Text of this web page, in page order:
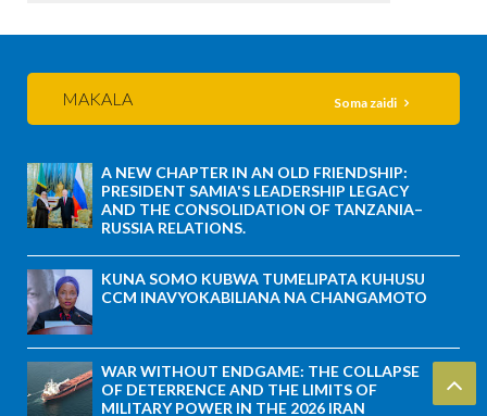
MAKALA Soma zaidi
A NEW CHAPTER IN AN OLD FRIENDSHIP:
PRESIDENT SAMIA'S LEADERSHIP LEGACY
AND THE CONSOLIDATION OF TANZANIA–
RUSSIA RELATIONS.
KUNA SOMO KUBWA TUMELIPATA KUHUSU
CCM INAVYOKABILIANA NA CHANGAMOTO
WAR WITHOUT ENDGAME: THE COLLAPSE
OF DETERRENCE AND THE LIMITS OF
MILITARY POWER IN THE 2026 IRAN